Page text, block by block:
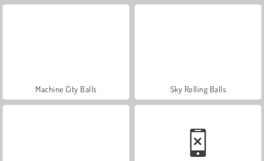
Machine City Balls Sky Rolling Balls